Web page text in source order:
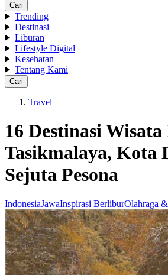
Cari
Trending
Destinasi
Liburan
Lifestyle Digital
Kesehatan
Tentang Kami
Cari
Travel
16 Destinasi
Tasikmalaya, Kota
Sejuta Pesona
IndonesiaJawaInspirasi BerliburOlahraga